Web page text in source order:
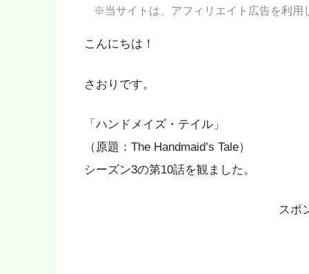
※当サイトは、アフィリエイト広告を利用
こんにちは！
さおりです。
「ハンドメイズ・テイル」
（原題：The Handmaid’s Tale）
シーズン3の第10話を観ました。
スポ